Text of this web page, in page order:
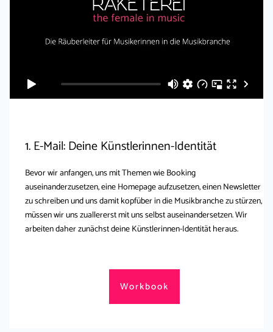
1. E-Mail: Deine Künstlerinnen-Identität
Bevor wir anfangen, uns mit Themen wie Booking
auseinanderzusetzen, eine Homepage aufzusetzen, einen Newsletter
zu schreiben und uns damit kopfüber in die Musikbranche zu stürzen,
müssen wir uns zuallererst mit uns selbst auseinandersetzen. Wir
arbeiten daher zunächst deine Künstlerinnen-Identität heraus.
Workbook